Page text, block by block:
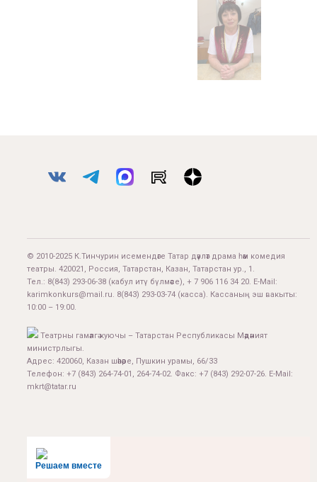
© 2010-2025 К.Тинчурин исемендәге Татар дәүләт драма һәм комедия
театры. 420021, Россия, Татарстан, Казан, Татарстан ур., 1.
Тел.: 8(843) 293-06-38 (кабул итү бүлмәсе), + 7 906 116 34 20. E-Mail:
karimkonkurs@mail.ru. 8(843) 293-03-74 (касса). Кассаның эш вакыты:
10:00 – 19:00.
Театрны гамәлгә куючы – Татарстан Республикасы Мәдәният
министрлыгы.
Адрес: 420060, Казан шәһәре, Пушкин урамы, 66/33
Телефон: +7 (843) 264-74-01, 264-74-02. Факс: +7 (843) 292-07-26. E-Mail:
mkrt@tatar.ru
Решаем вместе